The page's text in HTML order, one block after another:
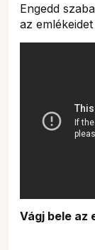
Engedd
az
Vágj bele az